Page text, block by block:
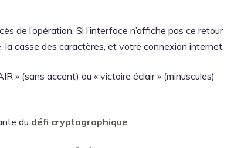
de l’opération. Si l’interface n’affiche pas ce retour
casse des caractères, et votre connexion internet.
» (sans accent) ou « victoire éclair » (minuscules)
du défi cryptographique.